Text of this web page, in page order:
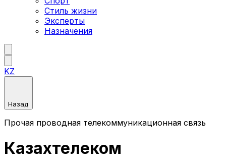
Стиль жизни
Эксперты
Назначения
KZ
Назад
Прочая проводная телекоммуникационная связь
Казахтелеком